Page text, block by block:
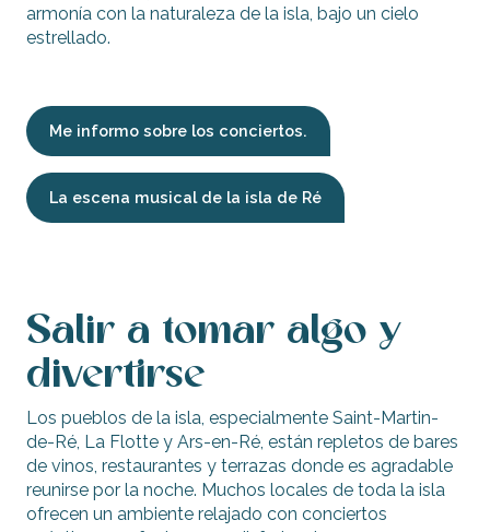
armonía con la naturaleza de la isla, bajo un cielo
estrellado.
Me informo sobre los conciertos.
La escena musical de la isla de Ré
Salir a tomar algo y
divertirse
Los pueblos de la isla, especialmente Saint-Martin-
de-Ré, La Flotte y Ars-en-Ré, están repletos de bares
de vinos, restaurantes y terrazas donde es agradable
reunirse por la noche. Muchos locales de toda la isla
ofrecen un ambiente relajado con conciertos